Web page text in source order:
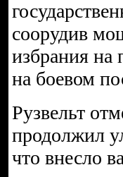
соорудив
избрания на
на боевом
Рузвельт
продолжил
что внесло